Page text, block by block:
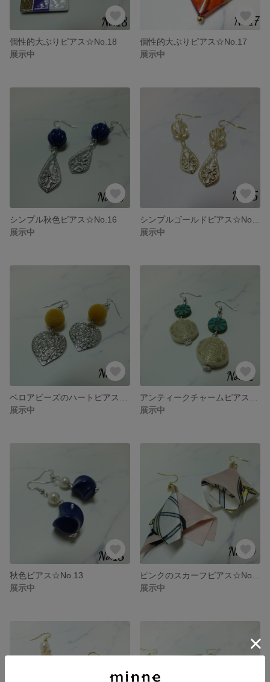
個性的大ぶりピアス☆No.18
展示中
個性的大ぶりピアス☆No.17
展示中
シンプル秋色ピアス☆No.16
展示中
展示中
展示中
展示中
秋色ピアス☆No.13
展示中
展示中